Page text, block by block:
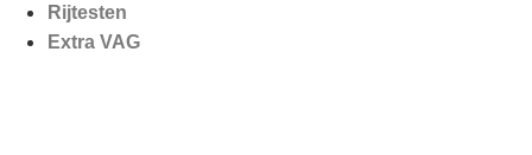
Rijtesten
Extra VAG